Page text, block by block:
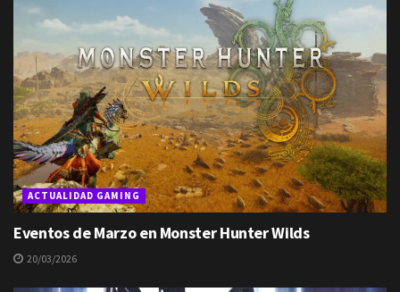
ACTUALIDAD GAMING
Eventos de Marzo en Monster Hunter Wilds
20/03/2026